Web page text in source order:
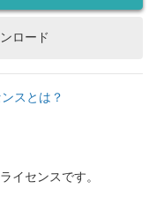
ロード
スとは？
イセンスです。